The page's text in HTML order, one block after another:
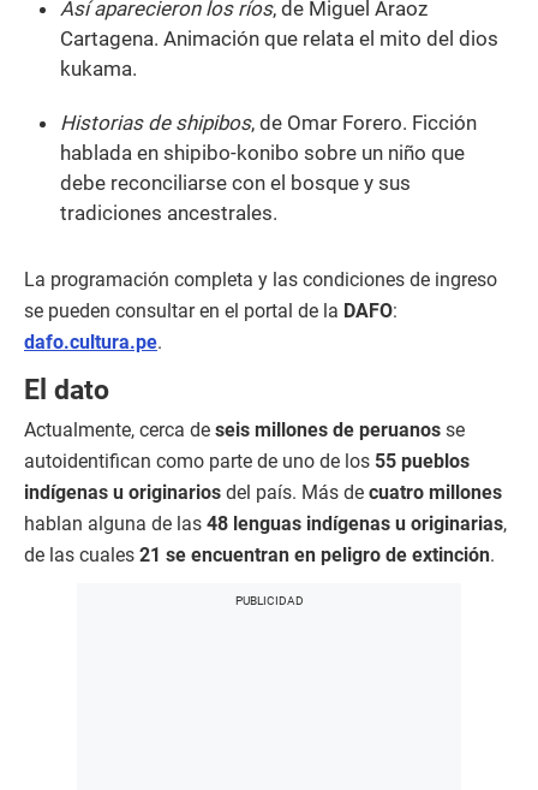
Así aparecieron los ríos, de Miguel Araoz
Cartagena. Animación que relata el mito del dios
kukama.
Historias de shipibos, de Omar Forero. Ficción
hablada en shipibo-konibo sobre un niño que
debe reconciliarse con el bosque y sus
tradiciones ancestrales.
La programación completa y las condiciones de ingreso
se pueden consultar en el portal de la DAFO:
dafo.cultura.pe.
El dato
Actualmente, cerca de seis millones de peruanos se
autoidentifican como parte de uno de los 55 pueblos
indígenas u originarios del país. Más de cuatro millones
hablan alguna de las 48 lenguas indígenas u originarias,
de las cuales 21 se encuentran en peligro de extinción.